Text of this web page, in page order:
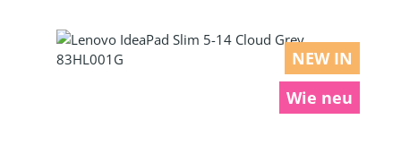
NEW IN
Wie neu